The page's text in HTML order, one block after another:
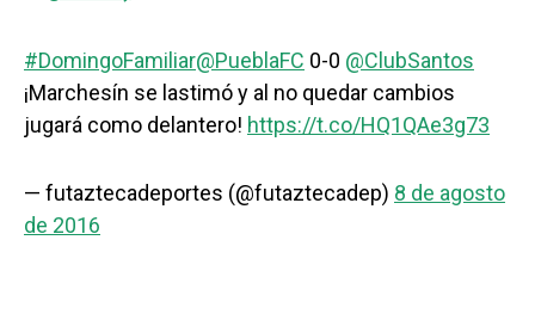
#DomingoFamiliar@PueblaFC 0-0 @ClubSantos
¡Marchesín se lastimó y al no quedar cambios
jugará como delantero! https://t.co/HQ1QAe3g73
— futaztecadeportes (@futaztecadep) 8 de agosto
de 2016